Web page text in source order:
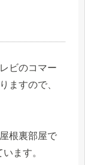
ビのコマー
ますので、
根裏部屋で
ます。